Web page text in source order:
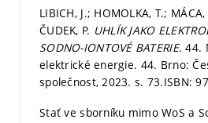
LIBICH, J.; HOMOLKA, T.; MÁCA,
ČUDEK, P. UHLÍK JAKO
SODNO-IONTOVÉ BATERIE.44.
elektrické energie. 44. Brno:
společnost, 2023.s. 73.ISBN:
Stať ve sborníku mimo WoS a